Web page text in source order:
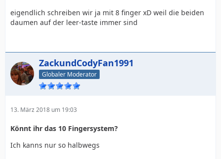
eigendlich schreiben wir ja mit 8 finger xD weil die beiden
daumen auf der leer-taste immer sind
ZackundCodyFan1991
Globaler Moderator
13. März 2018 um 19:03
Könnt ihr das 10 Fingersystem?
Ich kanns nur so halbwegs